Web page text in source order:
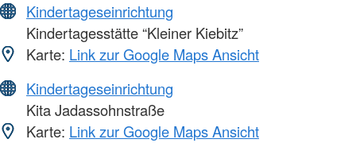
Kindertageseinrichtung
Kindertagesstätte “Kleiner Kiebitz”
Karte: Link zur Google Maps Ansicht
Kindertageseinrichtung
Kita Jadassohnstraße
Karte: Link zur Google Maps Ansicht